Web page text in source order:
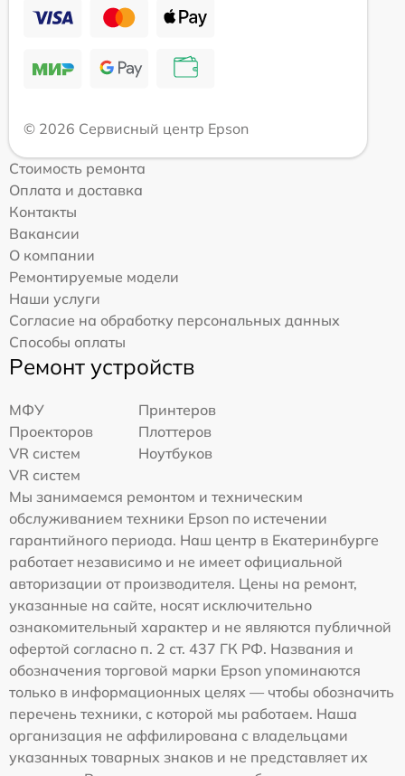
© 2026 Сервисный центр Epson
Стоимость ремонта
Оплата и доставка
Контакты
Вакансии
О компании
Ремонтируемые модели
Наши услуги
Согласие на обработку персональных данных
Способы оплаты
Ремонт устройств
МФУ
Принтеров
Проекторов
Плоттеров
VR систем
Ноутбуков
VR систем
Мы занимаемся ремонтом и техническим
обслуживанием техники Epson по истечении
гарантийного периода. Наш центр в Екатеринбурге
работает независимо и не имеет официальной
авторизации от производителя. Цены на ремонт,
указанные на сайте, носят исключительно
ознакомительный характер и не являются публичной
офертой согласно п. 2 ст. 437 ГК РФ. Названия и
обозначения торговой марки Epson упоминаются
только в информационных целях — чтобы обозначить
перечень техники, с которой мы работаем. Наша
организация не аффилирована с владельцами
указанных товарных знаков и не представляет их